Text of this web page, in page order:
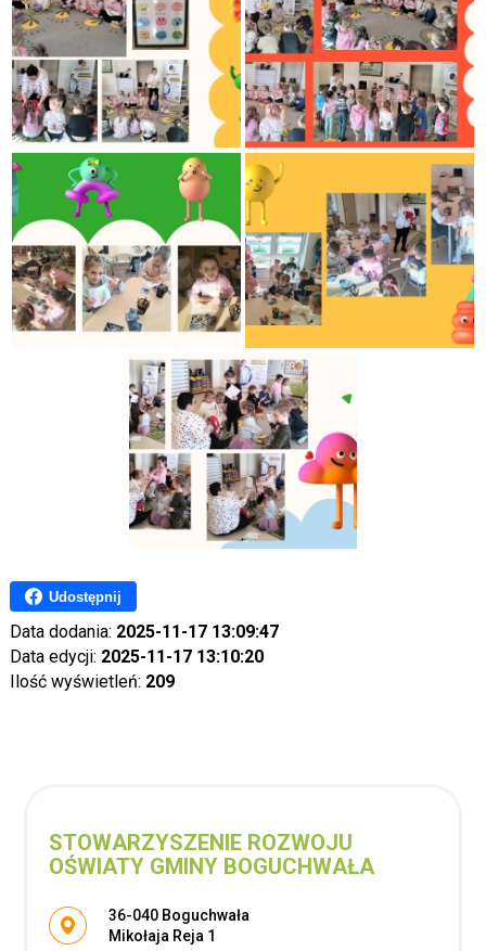
Udostępnij
Data dodania: 2025-11-17 13:09:47
Data edycji: 2025-11-17 13:10:20
Ilość wyświetleń: 209
STOWARZYSZENIE ROZWOJU
OŚWIATY GMINY BOGUCHWAŁA
Adres pocztowy:
36-040 Boguchwała
Mikołaja Reja 1